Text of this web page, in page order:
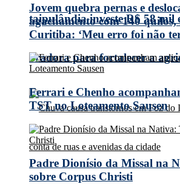
taipulândia investe R$ 58 mil
aradora para fortalecer a
Jovem quebra pernas e
agachamento com 140
Curitiba: ‘Meu erro foi não
Ferrari e Chenho
TST no Loteamento Sausen
Padre Dionísio da Missal na
sobre Corpus Christi